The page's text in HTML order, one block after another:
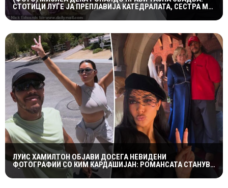
СТОТИЦИ ЛУЃЕ ЈА ПРЕПЛАВИЈА КАТЕДРАЛАТА, СЕСТРА МУ
ОСТРО РЕАГИРАШЕ
ЛУИС ХАМИЛТОН ОБЈАВИ ДОСЕГА НЕВИДЕНИ
ФОТОГРАФИИ СО КИМ КАРДАШИЈАН: РОМАНСАТА СТАНУВА
СÈ ПОСЕРИОЗНА